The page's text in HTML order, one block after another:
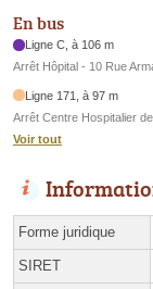
En bus
Ligne C, à 106 m
Arrêt Hôpital - 10 Rue
Ligne 171, à 97 m
Arrêt Centre Hospitalier
Voir tout
Forme juridique
SIRET